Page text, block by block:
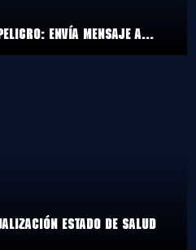
Envía mensaje a...
Estado de Salud